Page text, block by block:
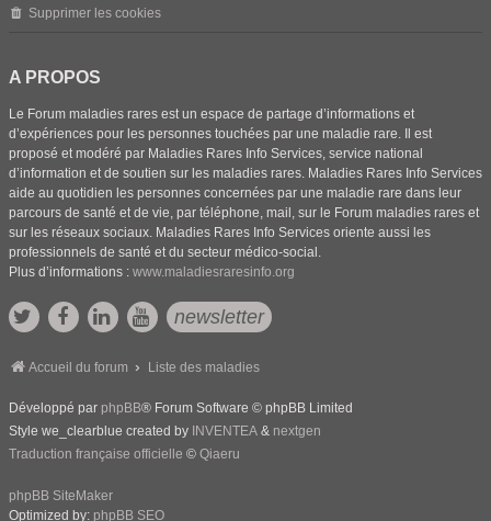
Supprimer les cookies
A PROPOS
Le Forum maladies rares est un espace de partage d’informations et
d’expériences pour les personnes touchées par une maladie rare. Il est
proposé et modéré par Maladies Rares Info Services, service national
d’information et de soutien sur les maladies rares. Maladies Rares Info Services
aide au quotidien les personnes concernées par une maladie rare dans leur
parcours de santé et de vie, par téléphone, mail, sur le Forum maladies rares et
sur les réseaux sociaux. Maladies Rares Info Services oriente aussi les
professionnels de santé et du secteur médico-social.
Plus d’informations : www.maladiesraresinfo.org
newsletter
Accueil du forum Liste des maladies
Développé par phpBB® Forum Software © phpBB Limited
Style we_clearblue created by INVENTEA & nextgen
Traduction française officielle © Qiaeru
phpBB SiteMaker
Optimized by: phpBB SEO